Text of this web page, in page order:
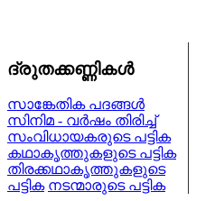
ദ്രുതക്കണ്ണികള്‍
സാങ്കേതിക പദങ്ങള്‍
സിനിമ - വര്‍ഷം തിരിച്ച്
സംവിധായകരുടെ പട്ടിക
കഥാകൃത്തുകളുടെ പട്ടിക
തിരക്കഥാകൃത്തുകളുടെ
പട്ടിക നടന്മാരുടെ പട്ടിക